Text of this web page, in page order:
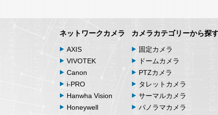
ネットワークカメラ
AXIS
VIVOTEK
Canon
i-PRO
Hanwha Vision
Honeywell
カメラカテゴリーから探
固定カメラ
ドームカメラ
PTZカメラ
タレットカメラ
サーマルカメラ
パノラマカメラ